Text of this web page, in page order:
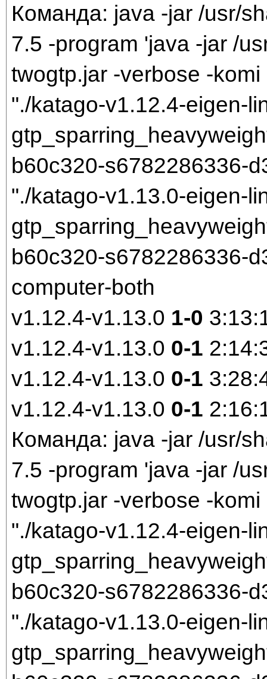
Команда: java -jar /usr/
7.5 -program 'java -jar /
twogtp.jar -verbose -
"./katago-v1.12.4-eigen-
b60c320-s6782286336-
"./katago-v1.13.0-eigen-
b60c320-s6782286336-
computer-both
v1.12.4-v1.13.0 1-0
v1.12.4-v1.13.0 0-1
v1.12.4-v1.13.0 0-1
v1.12.4-v1.13.0 0-1
Команда: java -jar /usr/
7.5 -program 'java -jar /
twogtp.jar -verbose -
"./katago-v1.12.4-eigen-
b60c320-s6782286336-
"./katago-v1.13.0-eigen-